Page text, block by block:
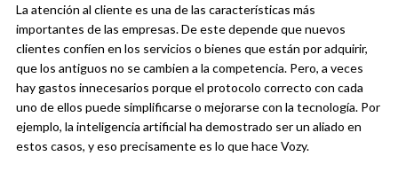
La atención al cliente es una de las características más
importantes de las empresas. De este depende que nuevos
clientes confíen en los servicios o bienes que están por adquirir,
que los antiguos no se cambien a la competencia. Pero, a veces
hay gastos innecesarios porque el protocolo correcto con cada
uno de ellos puede simplificarse o mejorarse con la tecnología. Por
ejemplo, la inteligencia artificial ha demostrado ser un aliado en
estos casos, y eso precisamente es lo que hace Vozy.